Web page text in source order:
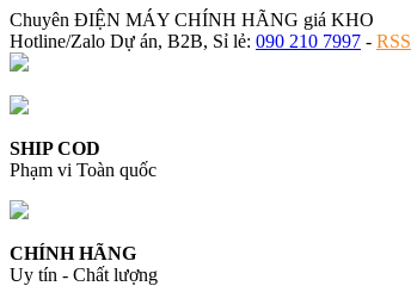
Chuyên ĐIỆN MÁY CHÍNH HÃNG giá KHO
Hotline/Zalo Dự án, B2B, Sỉ lẻ: 090 210 7997 - RSS
SHIP COD
Phạm vi Toàn quốc
CHÍNH HÃNG
Uy tín - Chất lượng